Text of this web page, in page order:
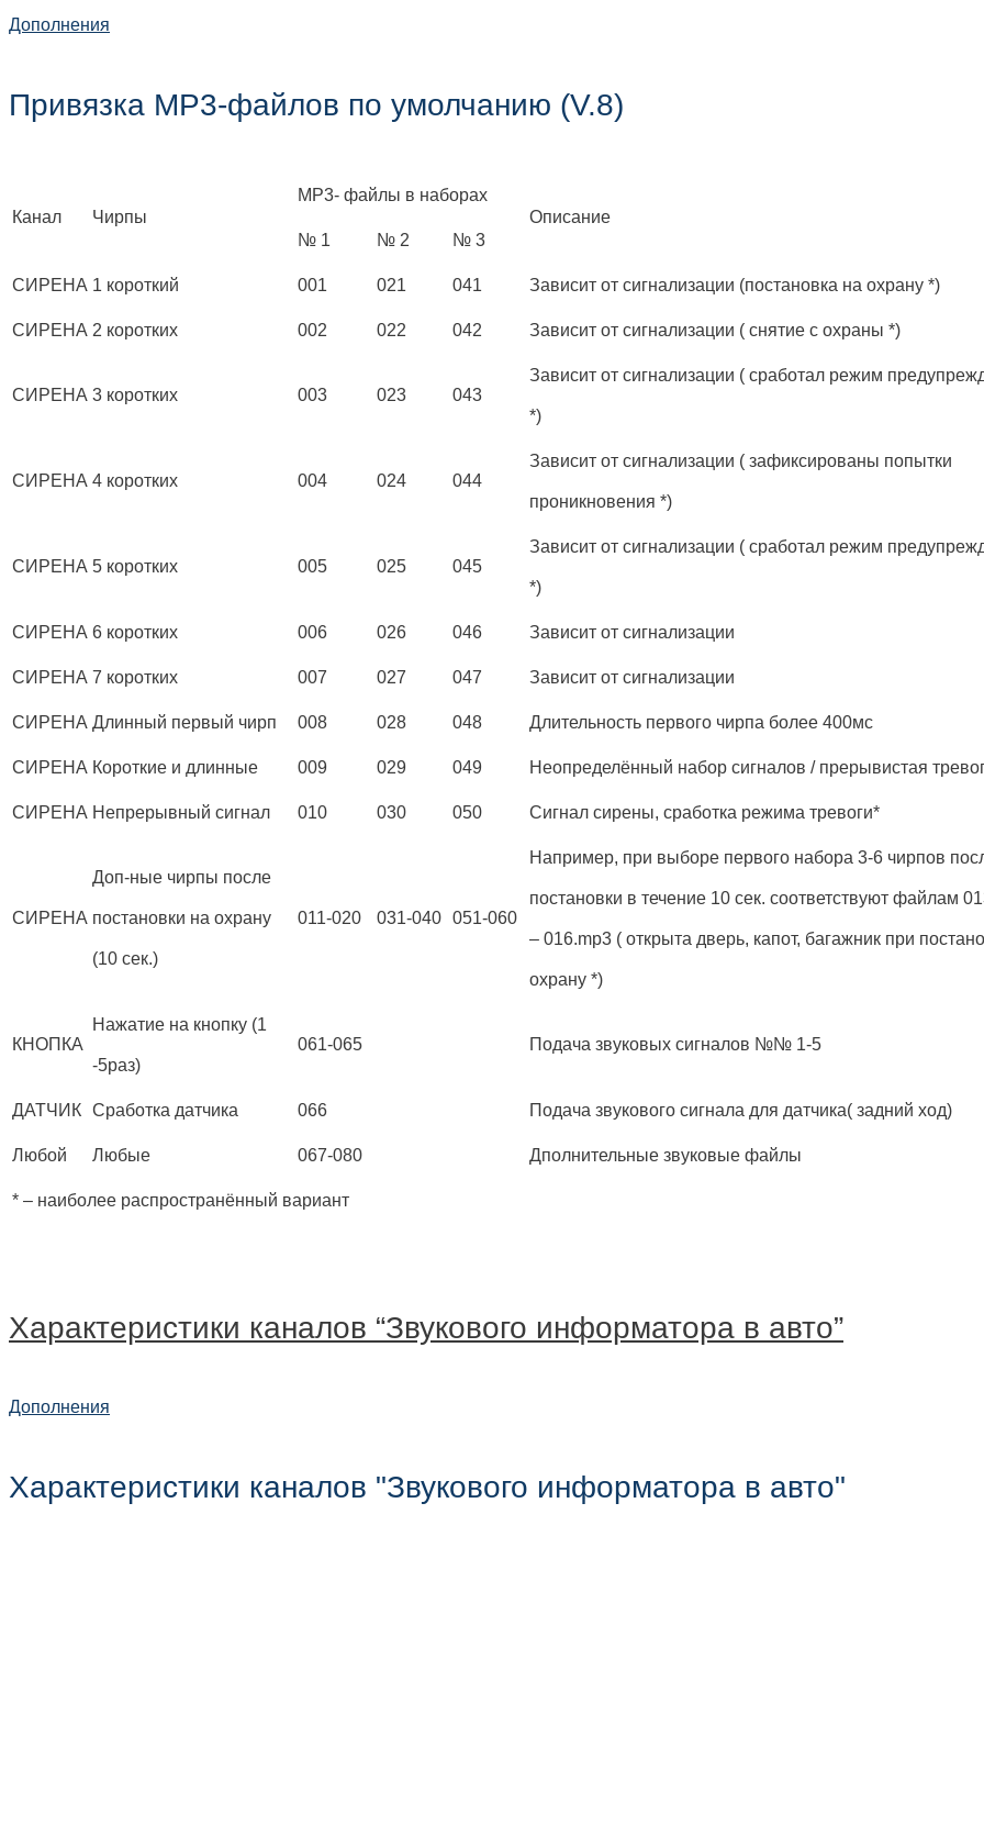
Дополнения
Привязка MP3-файлов по умолчанию (V.8)
Канал Чирпы
MP3- файлы в наборах
Описание
№ 1
№ 2 № 3
СИРЕНА 1 короткий 001 021 041 Зависит от сигнализации (постановка на охрану *)
СИРЕНА 2 коротких 002 022 042 Зависит от сигнализации ( снятие с охраны *)
СИРЕНА 3 коротких 003 023 043
Зависит от сигнализации ( сработал режим
*)
СИРЕНА 4 коротких 004 024 044
Зависит от сигнализации ( зафиксированы попытки
проникновения *)
СИРЕНА 5 коротких 005 025 045
Зависит от сигнализации ( сработал режим
*)
СИРЕНА 6 коротких 006 026 046 Зависит от сигнализации
СИРЕНА 7 коротких 007 027 047 Зависит от сигнализации
СИРЕНА Длинный первый чирп 008 028 048 Длительность первого чирпа более 400мс
СИРЕНА Короткие и длинные 009 029 049 Неопределённый набор сигналов / прерывистая
СИРЕНА Непрерывный сигнал 010 030 050 Сигнал сирены, сработка режима тревоги*
СИРЕНА
Доп-ные чирпы после
постановки на охрану
(10 сек.)
011-020 031-040 051-060
Например, при выборе первого набора 3-6 чирпов
постановки в течение 10 сек. соответствуют файлам
– 016.mp3 ( открыта дверь, капот, багажник при
охрану *)
КНОПКА
Нажатие на кнопку (1
-5раз)
061-065 Подача звуковых сигналов №№ 1-5
ДАТЧИК Сработка датчика 066 Подача звукового сигнала для датчика( задний ход)
Любой Любые 067-080 Дполнительные звуковые файлы
* – наиболее распространённый вариант
Характеристики каналов “Звукового информатора в авто”
Дополнения
Характеристики каналов "Звукового информатора в авто"